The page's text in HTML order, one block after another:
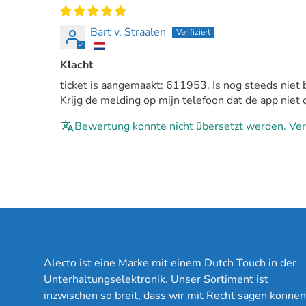
Bart v, Straalen
Klacht
ticket is aangemaakt: 611953. Is nog steeds niet
Krijg de melding op mijn telefoon dat de app
Bewertung konnte nicht übersetzt werden.
Alecto ist eine Marke mit einem Dutch Touch in der
Unterhaltungselektronik. Unser Sortiment ist
inzwischen so breit, dass wir mit Recht sagen